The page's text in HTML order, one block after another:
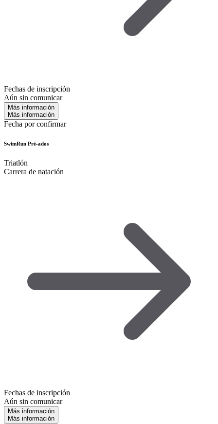
Fechas de inscripción
Aún sin comunicar
Más información
Más información
Fecha por confirmar
SwimRun Pré-ados
Triatlón
Carrera de natación
Fechas de inscripción
Aún sin comunicar
Más información
Más información